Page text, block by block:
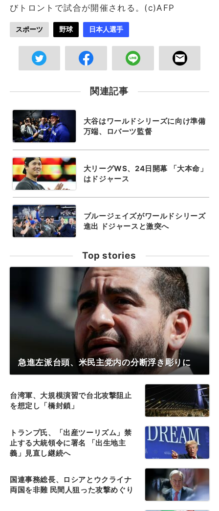
びトロントで試合が開催される。(c)AFP
スポーツ 野球 日本人選手
関連記事
大谷はワールドシリーズに向け準備
万端、ロバーツ監督
大リーグWS、24日開幕 「大本命」
はドジャース
ブルージェイズがワールドシリーズ
進出 ドジャースと激突へ
Top stories
急進左派台頭、米民主党内の分断浮き彫りに
台湾軍、大規模演習で台北攻撃阻止
を想定し「橋封鎖」
トランプ氏、「出産ツーリズム」禁
止する大統領令に署名 「出生地主
義」見直し継続へ
国連事務総長、ロシアとウクライナ
両国を非難 民間人狙った攻撃めぐり